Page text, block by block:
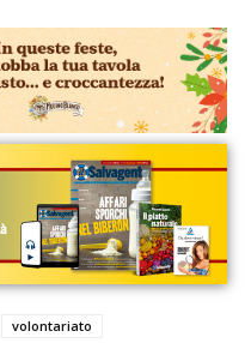
volontariato